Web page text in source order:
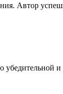
Автор